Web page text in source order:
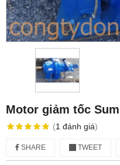
Motor giảm tốc
(1 đánh giá)
SHARE TWEET